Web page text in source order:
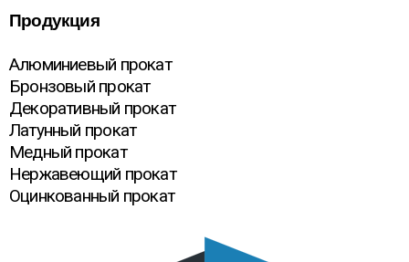
Продукция
Алюминиевый прокат
Бронзовый прокат
Декоративный прокат
Латунный прокат
Медный прокат
Нержавеющий прокат
Оцинкованный прокат